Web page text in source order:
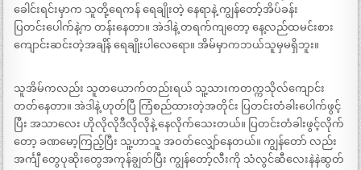
ခေါင်းရင်းမှာက သူတို့ရေကန် ရေချိုးတဲ့ နေရာနဲ့ ကျွန်တော့်အိပ်ခန်း
ပြတင်းပေါက်နဲ့က တန်းနေတာ။ အဲဒါနဲ့ တရက်ကျတော့ နေ့လည်ထမင်းစား
ကျောင်းဆင်းတဲ့အချိန် ရေချိုးပါလေရော။ အိမ်မှာကဘယ်သူမှမရှိဘူး။
သူအိမ်ကလည်း သူတယောက်တည်းရယ် သူ့သားကတက္ကသိုလ်ကျောင်း
တတ်နေတာ။ အဲဒါနဲ့ ဟုတ်ပြီ ကြံစည်ထားတဲ့အတိုင်း ပြတင်းတံခါးပေါက်ဖွင့်
ပြီး အသာလေး ဟိုလိုလိုဒီလိုလိုနဲ့ နေလိုက်သေးတယ်။ ပြတင်းတံခါးဖွင့်လိုက်
တော့ ခဏမော့ကြည့်ပြီး သူ့ဟာသူ အဝတ်လျှော်နေတယ်။ ကျွန်တော် လည်း
အင်္ကျီ တွေပုဆိုးတွေအကုန်ချွတ်ပြီး ကျွန်တော့်လီးကို သံလွင်ဆီလေးနဲနဲဆွတ်